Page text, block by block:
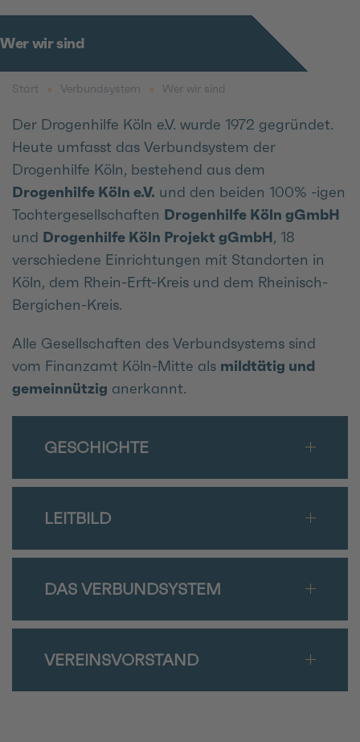
Wer wir sind
Start Verbundsystem Wer wir sind
Der Drogenhilfe Köln e.V. wurde 1972 gegründet.
Heute umfasst das Verbundsystem der
Drogenhilfe Köln, bestehend aus dem
Drogenhilfe Köln e.V. und den beiden 100% -igen
Tochtergesellschaften Drogenhilfe Köln gGmbH
und Drogenhilfe Köln Projekt gGmbH, 18
verschiedene Einrichtungen mit Standorten in
Köln, dem Rhein-Erft-Kreis und dem Rheinisch-
Bergichen-Kreis.
Alle Gesellschaften des Verbundsystems sind
vom Finanzamt Köln-Mitte als mildtätig und
gemeinnützig anerkannt.
GESCHICHTE
LEITBILD
DAS VERBUNDSYSTEM
VEREINSVORSTAND